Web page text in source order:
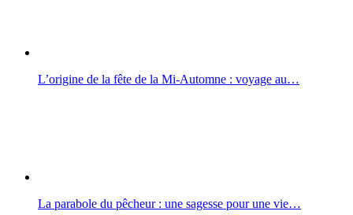
L’origine de la fête de la Mi-Automne : voyage au…
La parabole du pêcheur : une sagesse pour une vie…